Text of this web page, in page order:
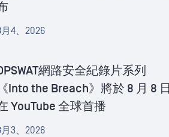
月4、2026
網路安全紀錄片系列
《Into the Breach》將於 8 月 8 日
YouTube 全球首播
月3、2026